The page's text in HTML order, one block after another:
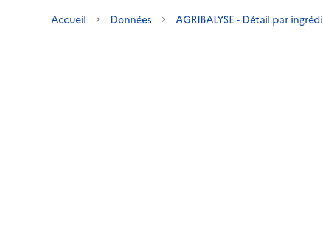
Accueil Données AGRIBALYSE - Détail par